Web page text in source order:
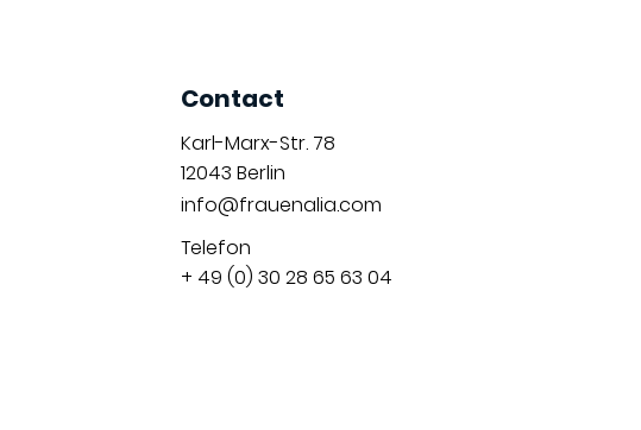
Contact
Karl-Marx-Str. 78
12043 Berlin
info@frauenalia.com
Telefon
+ 49 (0) 30 28 65 63 04